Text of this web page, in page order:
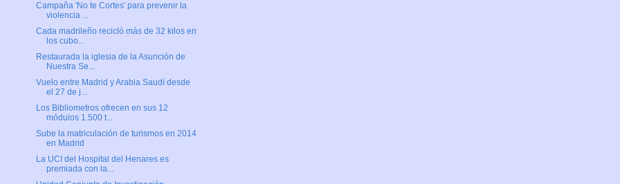
Campaña 'No te Cortes' para prevenir la
violencia ...
Cada madrileño recicló más de 32 kilos en
los cubo...
Restaurada la iglesia de la Asunción de
Nuestra Se...
Vuelo entre Madrid y Arabia Saudí desde
el 27 de j...
Los Bibliometros ofrecen en sus 12
módulos 1.500 t...
Sube la matriculación de turismos en 2014
en Madrid
La UCI del Hospital del Henares es
premiada con la...